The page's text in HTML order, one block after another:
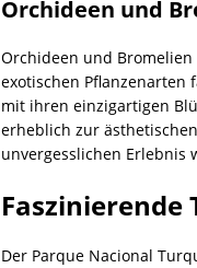
Orchideen und
Orchideen und
exotischen Pflanzenarten
mit ihren einzigartigen
erheblich zur
unvergesslichen Erlebnis
Faszinierende
Der Parque Nacional